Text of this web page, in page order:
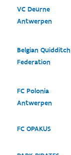
VC Deurne
Antwerpen
Belgian Quidditch
Federation
FC Polonia
Antwerpen
FC OPAKUS